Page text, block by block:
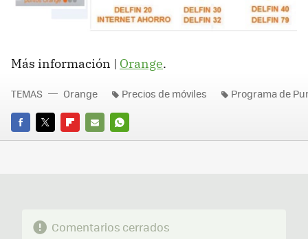
Más información | Orange.
FACEBOOK
TWITTERFLIPBOARD
E-
WHATSAPP
TEMAS Orange Precios de móviles Programa de
Comentarios cerrados